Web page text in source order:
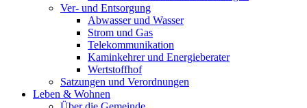
Ver- und Entsorgung
Abwasser und Wasser
Strom und Gas
Telekommunikation
Kaminkehrer und Energieberater
Wertstoffhof
Satzungen und Verordnungen
Leben & Wohnen